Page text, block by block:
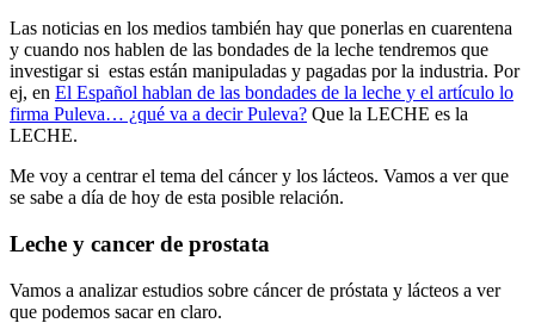
Las noticias en los medios también hay que ponerlas en cuarentena
y cuando nos hablen de las bondades de la leche tendremos que
investigar si estas están manipuladas y pagadas por la industria. Por
ej, en El Español hablan de las bondades de la leche y el artículo lo
firma Puleva… ¿qué va a decir Puleva? Que la LECHE es la
LECHE.
Me voy a centrar el tema del cáncer y los lácteos. Vamos a ver que
se sabe a día de hoy de esta posible relación.
Leche y cancer de prostata
Vamos a analizar estudios sobre cáncer de próstata y lácteos a ver
que podemos sacar en claro.